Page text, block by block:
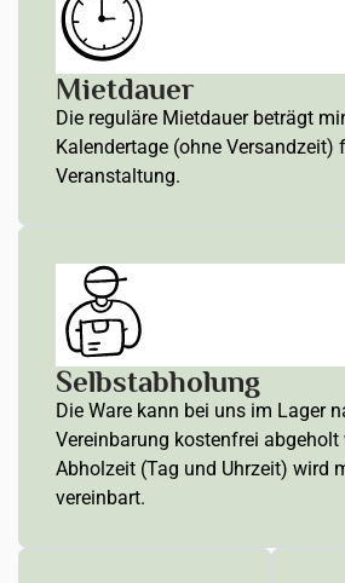
Mietdauer
Die reguläre Mietdauer beträgt
Kalendertage (ohne Versandzeit)
Veranstaltung.
Selbstabholung
Die Ware kann bei uns im Lager
Vereinbarung kostenfrei abgeholt
Abholzeit (Tag und Uhrzeit) wird
vereinbart.